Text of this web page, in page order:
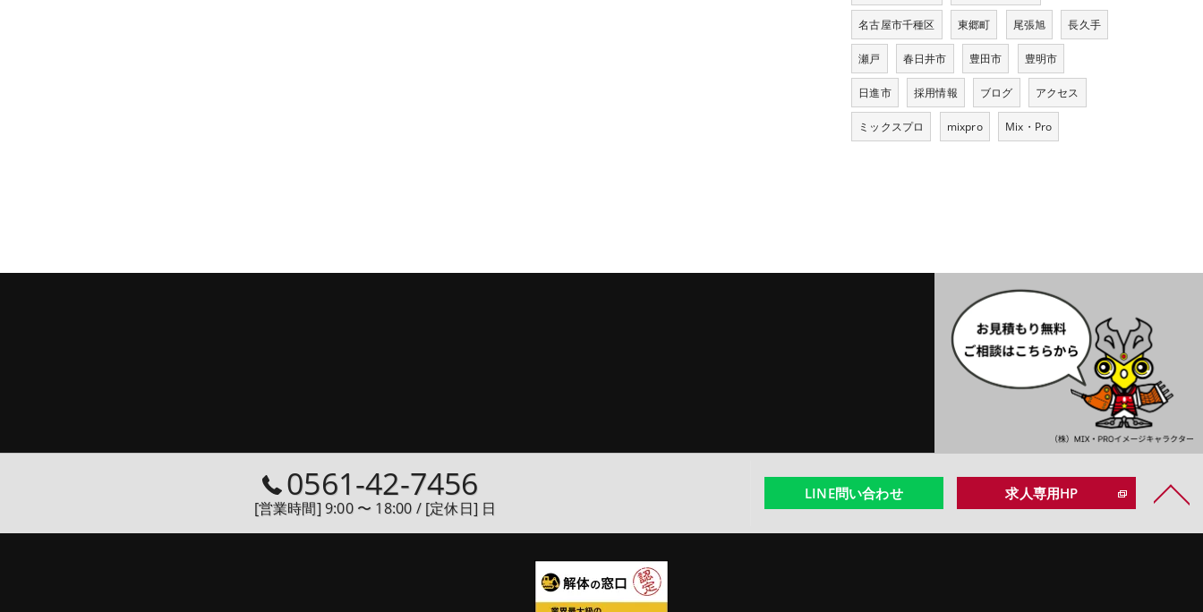
名古屋市千種区 東郷町 尾張旭 長久手
瀬戸 春日井市 豊田市 豊明市
日進市 採用情報 ブログ アクセス
ミックスプロ mixpro Mix・Pro
0561-42-7456
[営業時間] 9:00 〜 18:00 / [定休日] 日
LINE問い合わせ 求人専用HP